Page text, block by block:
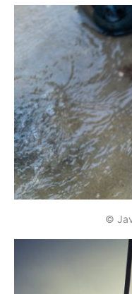
©